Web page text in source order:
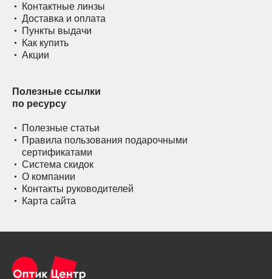
Контактные линзы
Доставка и оплата
Пункты выдачи
Как купить
Акции
Полезные ссылки
по ресурсу
Полезные статьи
Правила пользования подарочными
сертификатами
Система скидок
О компании
Контакты руководителей
Карта сайта